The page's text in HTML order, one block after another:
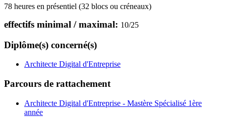
78 heures en présentiel (32 blocs ou créneaux)
effectifs minimal / maximal: 10/25
Diplôme(s) concerné(s)
Architecte Digital d'Entreprise
Parcours de rattachement
Architecte Digital d'Entreprise - Mastère Spécialisé 1ère
année